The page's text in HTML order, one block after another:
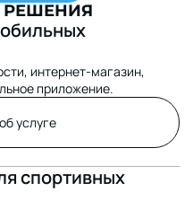
интернет-магазин,
приложение.
услуге
спортивных